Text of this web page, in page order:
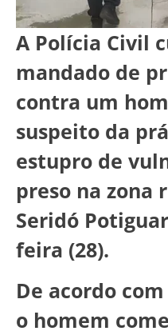
A Polícia Civil
mandado de
contra um
suspeito da
estupro de
preso na zona
Seridó
feira (28).
De acordo
o homem